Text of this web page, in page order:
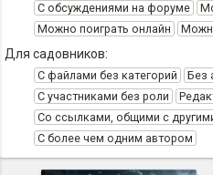
С обсуждениями на форуме
Можно поиграть онлайн
Для садовников:
С файлами без категорий Без
С участниками без роли
Со ссылками, общими с
С более чем одним автором